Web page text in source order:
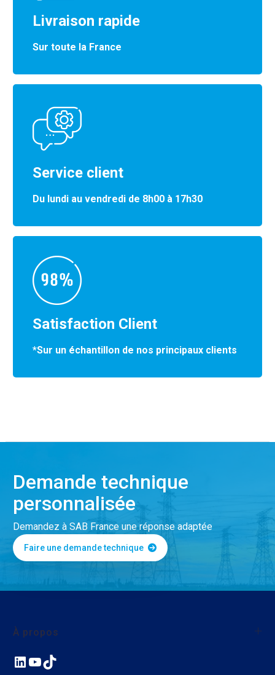
Livraison rapide
Sur toute la France
Service client
Du lundi au vendredi de 8h00 à 17h30
Satisfaction Client
*Sur un échantillon de nos principaux clients
Demande technique
personnalisée
Demandez à SAB France une réponse adaptée
Faire une demande technique
À propos
À propos de SAB France
LinkedIn
YouTube
TikTok